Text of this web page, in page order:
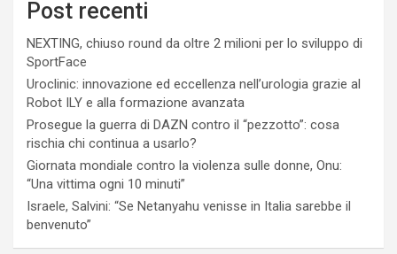
Post recenti
NEXTING, chiuso round da oltre 2 milioni per lo sviluppo di
SportFace
Uroclinic: innovazione ed eccellenza nell’urologia grazie al
Robot ILY e alla formazione avanzata
Prosegue la guerra di DAZN contro il “pezzotto”: cosa
rischia chi continua a usarlo?
Giornata mondiale contro la violenza sulle donne, Onu:
“Una vittima ogni 10 minuti”
Israele, Salvini: “Se Netanyahu venisse in Italia sarebbe il
benvenuto”